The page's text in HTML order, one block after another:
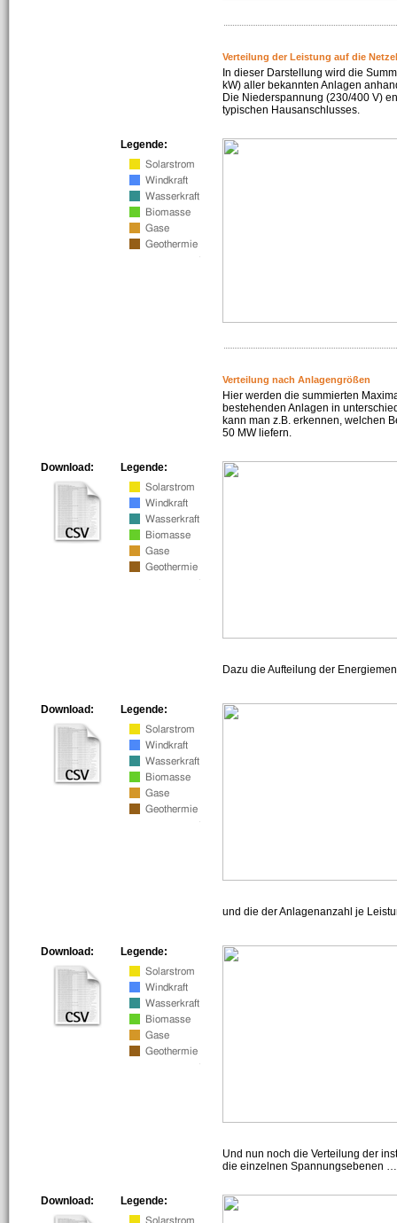
Verteilung der Leistung auf die
In dieser Darstellung wird die
kW) aller bekannten Anlagen
Die Niederspannung (230/400 V)
typischen Hausanschlusses.
Legende:
Verteilung nach Anlagengrößen
Hier werden die summierten
bestehenden Anlagen in
kann man z.B. erkennen, welchen
50 MW liefern.
Legende:
Download:
Dazu die Aufteilung der
Legende:
Download:
und die der Anlagenanzahl je
Legende:
Download:
Und nun noch die Verteilung der
die einzelnen Spannungsebenen
Legende:
Download: